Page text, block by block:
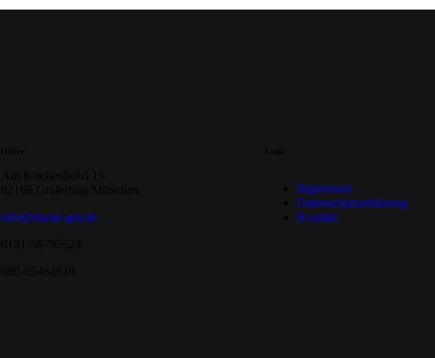
info@durak-gm.de
Impressum
Datenschutzerklärung
Kontakt